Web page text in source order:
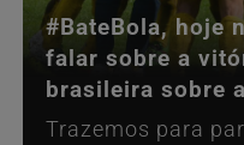
#BateBola, hoje
falar sobre a
brasileira sobre
Ipsum is simply
Trazemos para